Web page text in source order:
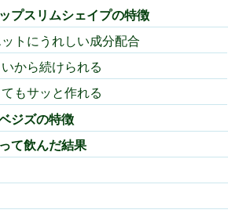
プスリムシェイプの特徴
トにうれしい成分配合
から続けられる
もサッと作れる
ジズの特徴
て飲んだ結果